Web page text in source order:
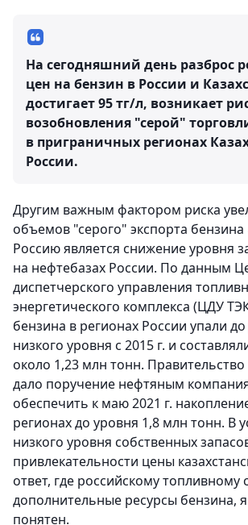
На сегодняшний день разброс
цен на бензин в России и
достигает 95 тг/л, возникает
возобновления "серой"
в приграничных регионах
России.
Другим важным фактором риска
объемов "серого" экспорта бензина
Россию является снижение уровня
на нефтебазах России. По данным
диспетчерского управления
энергетического комплекса (ЦДУ
бензина в регионах России упали
низкого уровня с 2015 г. и
около 1,23 млн тонн.
дало поручение нефтяным
обеспечить к маю 2021 г.
регионах до уровня 1,8 млн тонн. В
низкого уровня собственных
привлекательности цены
ответ, где российскому топливному
дополнительные ресурсы бензина,
понятен.